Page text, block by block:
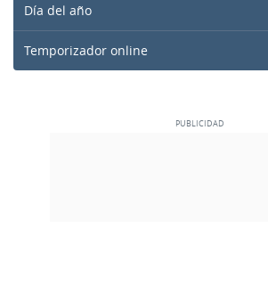
Día del año
Temporizador online